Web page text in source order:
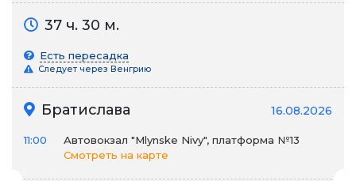
37 ч. 30 м.
Есть пересадка
Следует через Венгрию
Братислава 16.08.2026
11:00
Автовокзал "Mlynske Nivy", платформа №13
Смотреть на карте